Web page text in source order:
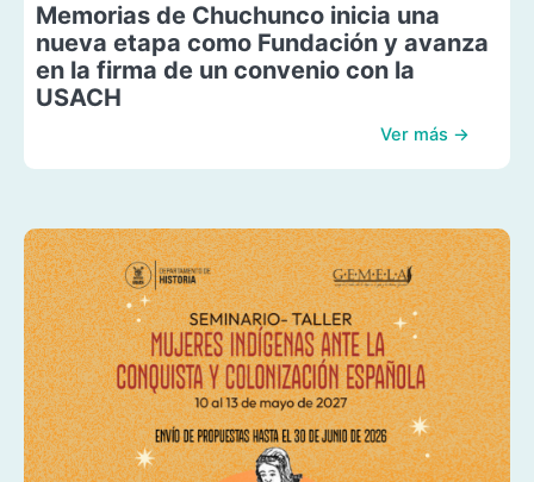
Memorias de Chuchunco inicia una
nueva etapa como Fundación y avanza
en la firma de un convenio con la
USACH
Ver más →